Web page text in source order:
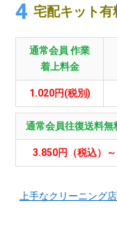
宅配キット
通常会員 作業
着上料金
1.020円(税別)
通常会員往復送料無
3.850円（税込）～
上手なクリーニング